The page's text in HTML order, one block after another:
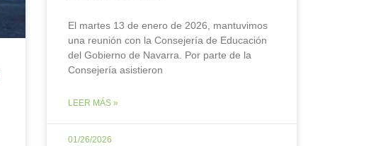
El martes 13 de enero de 2026, mantuvimos
una reunión con la Consejería de Educación
del Gobierno de Navarra. Por parte de la
Consejería asistieron
LEER MÁS »
01/26/2026